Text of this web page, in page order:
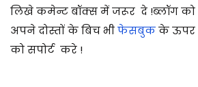
लिखे कमेन्ट बॉक्स में जरूर दे !ब्लॉग को
अपने दोस्तों के बिच भीफेसबुकके ऊपर
को सपोर्ट करे !